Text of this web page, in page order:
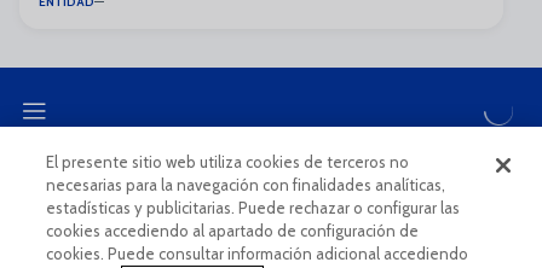
CANAL ÉTICO
El presente sitio web utiliza cookies de terceros no
necesarias para la navegación con finalidades analíticas,
estadísticas y publicitarias. Puede rechazar o configurar las
cookies accediendo al apartado de configuración de
cookies. Puede consultar información adicional accediendo